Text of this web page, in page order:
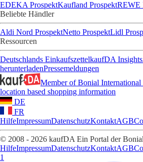
EDEKA ProspektKaufland ProspektREWE
Beliebte Händler
Aldi Nord ProspektNetto ProspektLidl
Ressourcen
Deutschlands EinkaufszettelkaufDA Insights
herunterladenPressemeldungen
Member of Bonial International
location based shopping information
DE
FR
HilfeImpressumDatenschutzKontaktAGB
© 2008 - 2026 kaufDA Ein Portal der
HilfeImpressumDatenschutzKontaktAGB
1